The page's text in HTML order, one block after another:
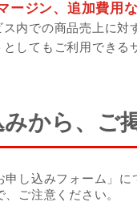
ージン、追加費用
内での商品売上に
してもご利用できる
から、ご
申し込みフォーム」
ご注意ください。